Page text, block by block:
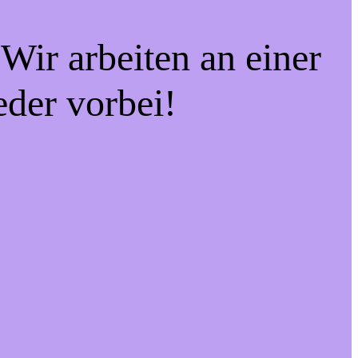
arbeiten an einer
vorbei!